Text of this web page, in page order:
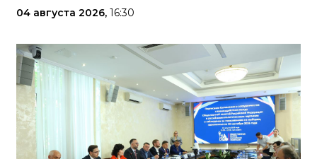
04 августа 2026, 16:30